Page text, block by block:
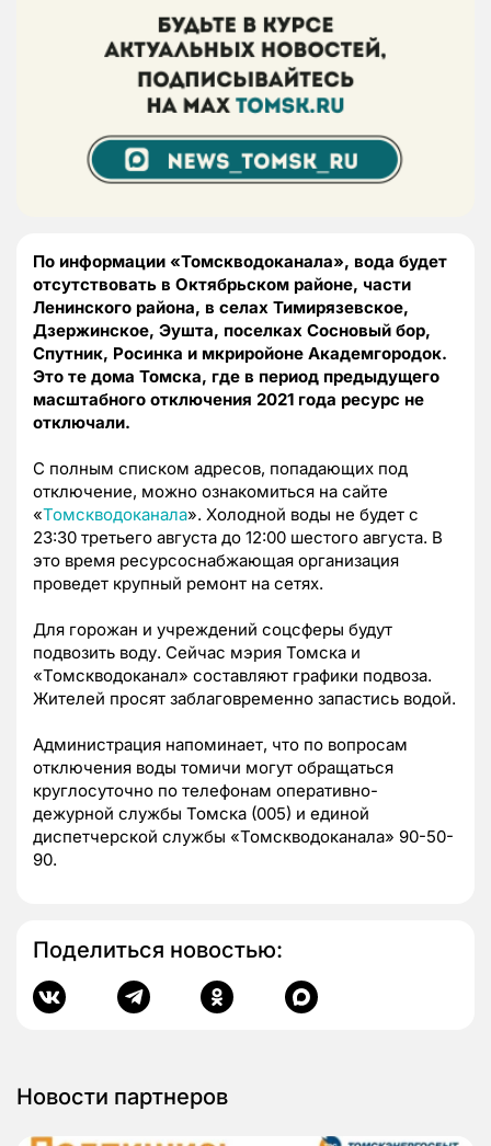
По информации «Томскводоканала», вода будет
отсутствовать в Октябрьском районе, части
Ленинского района, в селах Тимирязевское,
Дзержинское, Эушта, поселках Сосновый бор,
Спутник, Росинка и мкриройоне Академгородок.
Это те дома Томска, где в период предыдущего
масштабного отключения 2021 года ресурс не
отключали.
С полным списком адресов, попадающих под
отключение, можно ознакомиться на сайте
«Томскводоканала». Холодной воды не будет с
23:30 третьего августа до 12:00 шестого августа. В
это время ресурсоснабжающая организация
проведет крупный ремонт на сетях.
Для горожан и учреждений соцсферы будут
подвозить воду. Сейчас мэрия Томска и
«Томскводоканал» составляют графики подвоза.
Жителей просят заблаговременно запастись водой.
Администрация напоминает, что по вопросам
отключения воды томичи могут обращаться
круглосуточно по телефонам оперативно-
дежурной службы Томска (005) и единой
диспетчерской службы «Томскводоканала» 90-50-
90.
Поделиться новостью:
Новости партнеров